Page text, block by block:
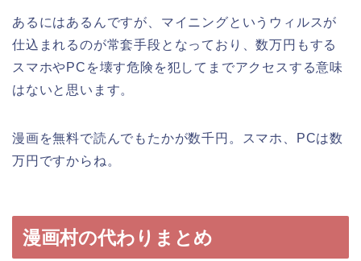
あるにはあるんですが、マイニングというウィルスが
仕込まれるのが常套手段となっており、数万円もする
スマホやPCを壊す危険を犯してまでアクセスする意味
はないと思います。
漫画を無料で読んでもたかが数千円。スマホ、PCは数
万円ですからね。
漫画村の代わりまとめ